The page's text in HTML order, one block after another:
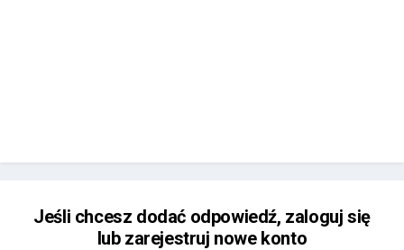
Jeśli chcesz dodać odpowiedź, zaloguj się
lub zarejestruj nowe konto